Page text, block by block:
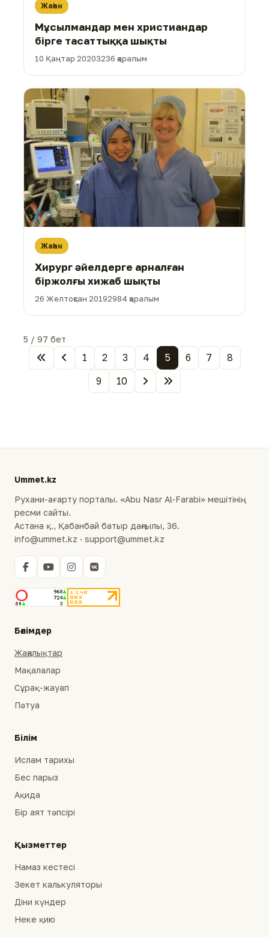
Жаһан
Мұсылмандар мен христиандар
бірге тасаттыққа шықты
10 Қаңтар 20203236 қаралым
Жаһан
Хирург әйелдерге арналған
біржолғы хижаб шықты
26 Желтоқсан 20192984 қаралым
5 / 97 бет
1 2 3 4 5 6 7
8
9
10
Ummet.kz
Рухани-ағарту порталы. «Abu Nasr Al-Farabi» мешітінің
ресми сайты.
Астана қ., Қабанбай батыр даңғылы, 36.
info@ummet.kz · support@ummet.kz
Бөлімдер
Жаңалықтар
Мақалалар
Сұрақ-жауап
Пәтуа
Білім
Ислам тарихы
Бес парыз
Ақида
Бір аят тәпсірі
Қызметтер
Намаз кестесі
Зекет калькуляторы
Діни күндер
Неке қию